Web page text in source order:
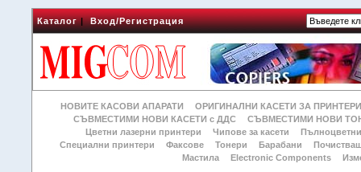
Каталог|Вход/Регистрация
НОВИТЕ КАСОВИ АПАРАТИ
ОРИГИНАЛНИ КАСЕТИ ЗА
СЪВМЕСТИМИ НОВИ КАСЕТИ с ДДС
СЪВМЕСТИМИ НОВИ
Цветни лазерни принтери
Чипове за касети
Специални принтери
Факсове Тонери Барабани
Мастила
Electronic Components